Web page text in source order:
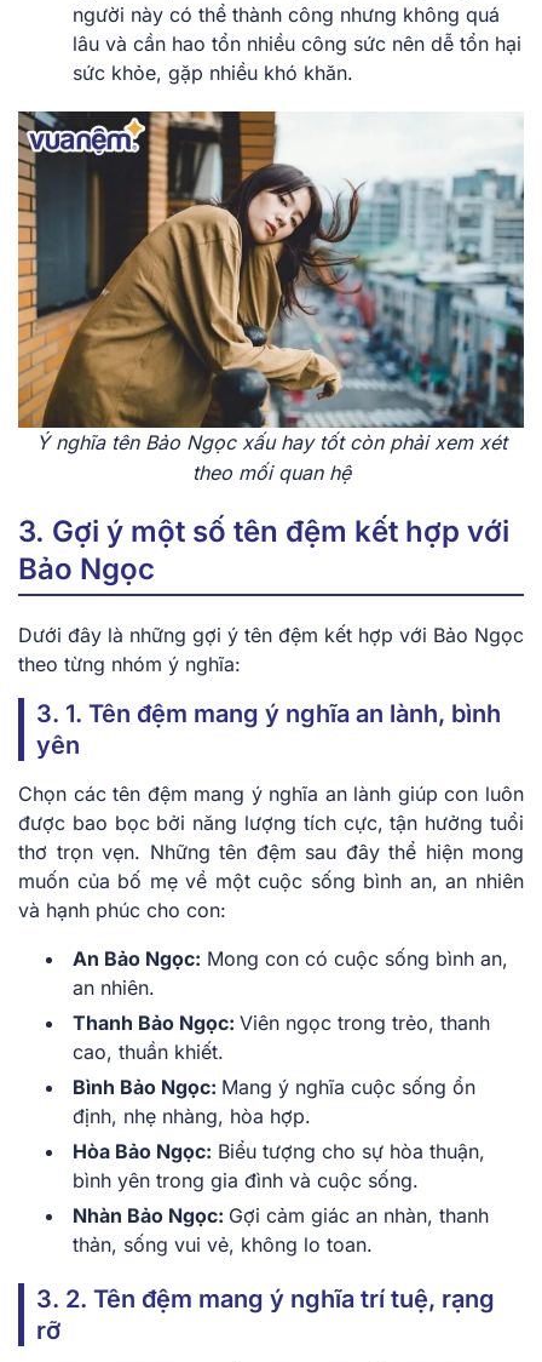
người này có thể thành công nhưng không quá
lâu và cần hao tổn nhiều công sức nên dễ tổn hại
sức khỏe, gặp nhiều khó khăn.
Ý nghĩa tên Bảo Ngọc xấu hay tốt còn phải xem xét
theo mối quan hệ
3. Gợi ý một số tên đệm kết hợp với
Bảo Ngọc
Dưới đây là những gợi ý tên đệm kết hợp với Bảo Ngọc
theo từng nhóm ý nghĩa:
3. 1. Tên đệm mang ý nghĩa an lành, bình
yên
Chọn các tên đệm mang ý nghĩa an lành giúp con luôn
được bao bọc bởi năng lượng tích cực, tận hưởng tuổi
thơ trọn vẹn. Những tên đệm sau đây thể hiện mong
muốn của bố mẹ về một cuộc sống bình an, an nhiên
và hạnh phúc cho con:
An Bảo Ngọc: Mong con có cuộc sống bình an,
an nhiên.
Thanh Bảo Ngọc: Viên ngọc trong trẻo, thanh
cao, thuần khiết.
Bình Bảo Ngọc: Mang ý nghĩa cuộc sống ổn
định, nhẹ nhàng, hòa hợp.
Hòa Bảo Ngọc: Biểu tượng cho sự hòa thuận,
bình yên trong gia đình và cuộc sống.
Nhàn Bảo Ngọc: Gợi cảm giác an nhàn, thanh
thản, sống vui vẻ, không lo toan.
3. 2. Tên đệm mang ý nghĩa trí tuệ, rạng
rỡ